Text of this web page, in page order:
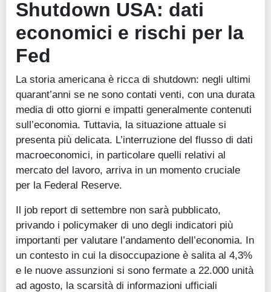
Shutdown USA: dati
economici e rischi per la
Fed
La storia americana è ricca di shutdown: negli ultimi
quarant’anni se ne sono contati venti, con una durata
media di otto giorni e impatti generalmente contenuti
sull’economia. Tuttavia, la situazione attuale si
presenta più delicata. L’interruzione del flusso di dati
macroeconomici, in particolare quelli relativi al
mercato del lavoro, arriva in un momento cruciale
per la Federal Reserve.
Il job report di settembre non sarà pubblicato,
privando i policymaker di uno degli indicatori più
importanti per valutare l’andamento dell’economia. In
un contesto in cui la disoccupazione è salita al 4,3%
e le nuove assunzioni si sono fermate a 22.000 unità
ad agosto, la scarsità di informazioni ufficiali